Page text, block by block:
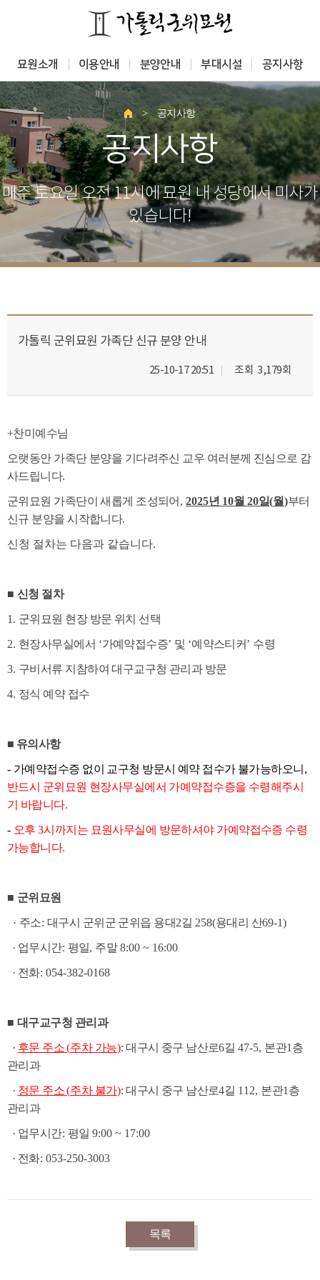
묘원소개 이용안내 분양안내 부대시설 공지사항
> 공지사항
공지사항
매주 토요일 오전 11시에 묘원 내 성당에서 미사가
있습니다!
가톨릭 군위묘원 가족단 신규 분양 안내
25-10-17 20:51 조회 3,179회
+찬미예수님
오랫동안 가족단 분양을 기다려주신 교우 여러분께 진심으로 감
사드립니다.
군위묘원 가족단이 새롭게 조성되어 , 2025년 10월 20일(월)부터
신규 분양을 시작합니다.
신청 절차는 다음과 같습니다.
■ 신청 절차
1. 군위묘원 현장 방문 위치 선택
2. 현장사무실에서 ‘가예약접수증’ 및 ‘예약스티커’ 수령
3. 구비서류 지참하여 대구교구청 관리과 방문
4. 정식 예약 접수
■ 유의사항
- 가예약접수증 없이 교구청 방문시 예약 접수가 불가능하오니 ,
반드시 군위묘원 현장사무실에서 가예약접수증을 수령해주시
기 바랍니다.
- 오후3시까지는 묘원사무실에 방문하셔야 가예약접수증 수령
가능합니다.
■ 군위묘원
· 주소: 대구시 군위군 군위읍 용대2길 258(용대리 산69-1)
· 업무시간: 평일, 주말8:00 ~ 16:00
· 전화: 054-382-0168
■ 대구교구청 관리과
· 후문 주소(주차 가능): 대구시 중구 남산로6길47-5, 본관1 층
관리과
· 정문 주소(주차 불가): 대구시 중구 남산로4길 112, 본관1 층
관리과
· 업무시간: 평일 9:00 ~ 17:00
· 전화: 053-250-3003
목록